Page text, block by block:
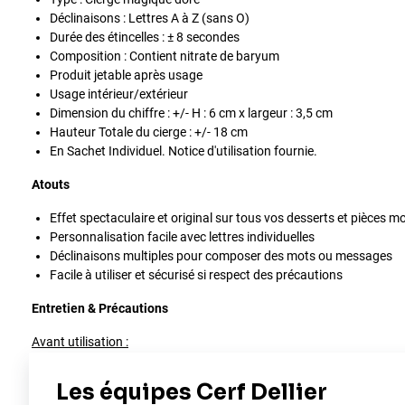
Déclinaisons : Lettres A à Z (sans O)
Durée des étincelles : ± 8 secondes
Composition : Contient nitrate de baryum
Produit jetable après usage
Usage intérieur/extérieur
Dimension du chiffre : +/- H : 6 cm x largeur : 3,5 cm
Hauteur Totale du cierge : +/- 18 cm
En Sachet Individuel. Notice d'utilisation fournie.
Atouts
Effet spectaculaire et original sur tous vos desserts et pièces
Personnalisation facile avec lettres individuelles
Déclinaisons multiples pour composer des mots ou messages
Facile à utiliser et sécurisé si respect des précautions
Entretien & Précautions
Avant utilisation :
Placer la bougie dans le gâteau ou support adapté